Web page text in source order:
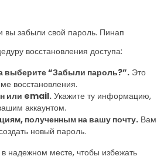
вы забыли свой пароль. Пинап
восстановления доступа:
выберите “Забыли пароль?”. Это
восстановления.
или email. Укажите ту информацию,
аккаунтом.
полученным на вашу почту. Вам
новый пароль.
надежном месте, чтобы избежать